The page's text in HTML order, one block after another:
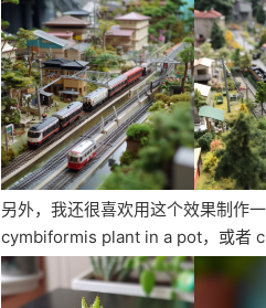
另外，我还很喜欢用这个效果制作
cymbiformis plant in a pot，或者